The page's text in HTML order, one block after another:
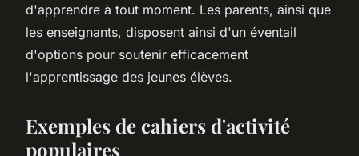
d'apprendre à tout moment. Les parents, ainsi que
les enseignants, disposent ainsi d'un éventail
d'options pour soutenir efficacement
l'apprentissage des jeunes élèves.
Exemples de cahiers d'activité
populaires